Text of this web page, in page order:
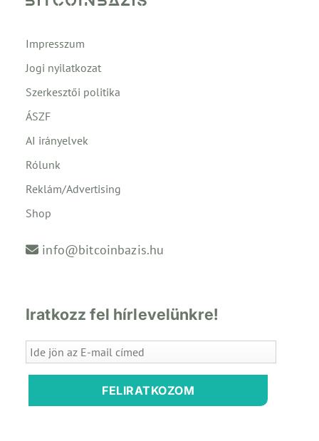
Impresszum
Jogi nyilatkozat
Szerkesztői politika
ÁSZF
AI irányelvek
Rólunk
Reklám/Advertising
Shop
info@bitcoinbazis.hu
Iratkozz fel hírlevelünkre!
FELIRATKOZOM